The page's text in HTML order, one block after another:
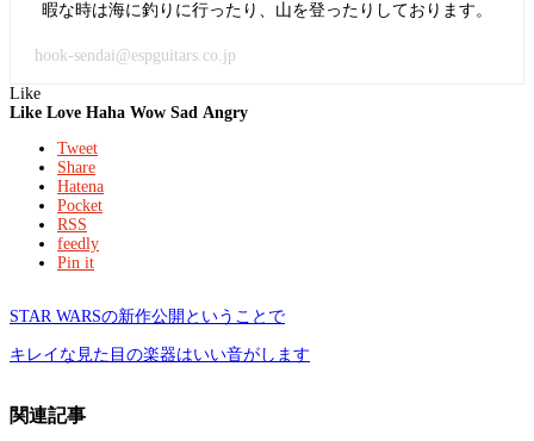
暇な時は海に釣りに行ったり、山を登ったりしております。
hook-sendai@espguitars.co.jp
Like
Like Love Haha Wow Sad Angry
Tweet
Share
Hatena
Pocket
RSS
feedly
Pin it
STAR WARSの新作公開ということで
キレイな見た目の楽器はいい音がします
関連記事